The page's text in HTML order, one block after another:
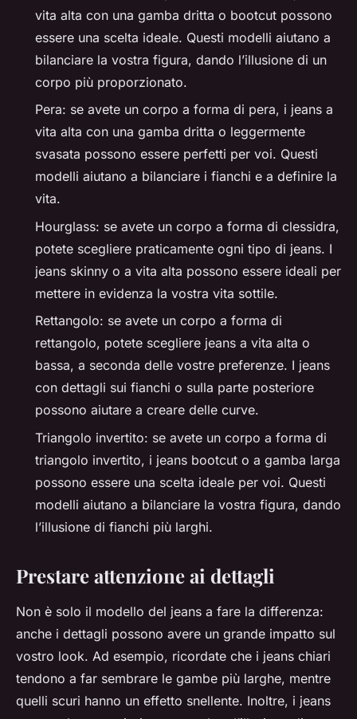
vita alta con una gamba dritta o bootcut possono
essere una scelta ideale. Questi modelli aiutano a
bilanciare la vostra figura, dando l’illusione di un
corpo più proporzionato.
Pera: se avete un corpo a forma di pera, i jeans a
vita alta con una gamba dritta o leggermente
svasata possono essere perfetti per voi. Questi
modelli aiutano a bilanciare i fianchi e a definire la
vita.
Hourglass: se avete un corpo a forma di clessidra,
potete scegliere praticamente ogni tipo di jeans. I
jeans skinny o a vita alta possono essere ideali per
mettere in evidenza la vostra vita sottile.
Rettangolo: se avete un corpo a forma di
rettangolo, potete scegliere jeans a vita alta o
bassa, a seconda delle vostre preferenze. I jeans
con dettagli sui fianchi o sulla parte posteriore
possono aiutare a creare delle curve.
Triangolo invertito: se avete un corpo a forma di
triangolo invertito, i jeans bootcut o a gamba larga
possono essere una scelta ideale per voi. Questi
modelli aiutano a bilanciare la vostra figura, dando
l’illusione di fianchi più larghi.
Prestare attenzione ai dettagli
Non è solo il modello del jeans a fare la differenza:
anche i dettagli possono avere un grande impatto sul
vostro look. Ad esempio, ricordate che i jeans chiari
tendono a far sembrare le gambe più larghe, mentre
quelli scuri hanno un effetto snellente. Inoltre, i jeans